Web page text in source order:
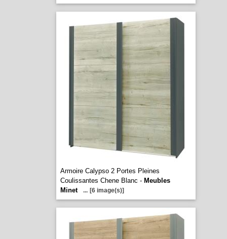
Armoire Calypso 2 Portes Pleines
Coulissantes Chene Blanc - Meubles
Minet
... [6 image(s)]